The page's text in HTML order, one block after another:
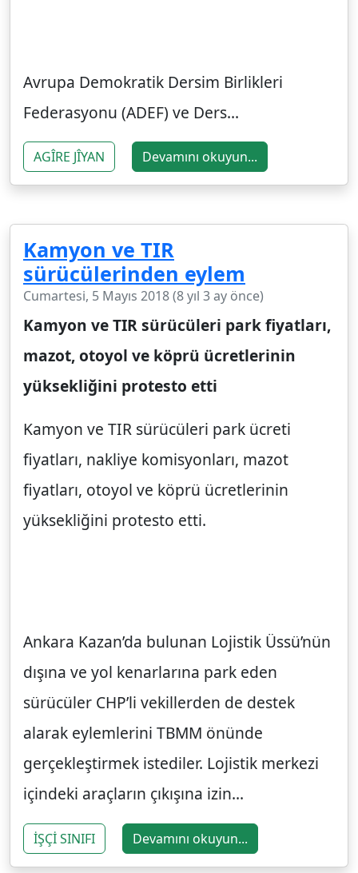
Avrupa Demokratik Dersim Birlikleri
Federasyonu (ADEF) ve Ders...
AGÎRE JÎYAN Devamını okuyun...
Kamyon ve TIR
sürücülerinden eylem
Cumartesi, 5 Mayıs 2018 (8 yıl 3 ay önce)
Kamyon ve TIR sürücüleri park fiyatları,
mazot, otoyol ve köprü ücretlerinin
yüksekliğini protesto etti
Kamyon ve TIR sürücüleri park ücreti
fiyatları, nakliye komisyonları, mazot
fiyatları, otoyol ve köprü ücretlerinin
yüksekliğini protesto etti.
Ankara Kazan’da bulunan Lojistik Üssü’nün
dışına ve yol kenarlarına park eden
sürücüler CHP’li vekillerden de destek
alarak eylemlerini TBMM önünde
gerçekleştirmek istediler. Lojistik merkezi
içindeki araçların çıkışına izin...
İŞÇİ SINIFI Devamını okuyun...